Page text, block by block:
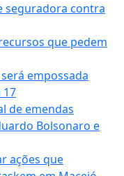
seguradora contra
que pedem
empossada
17
de emendas
Bolsonaro e
ações que